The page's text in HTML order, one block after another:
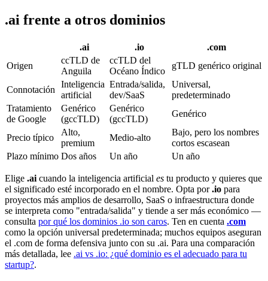
.ai frente a otros dominios
.ai .io
.com
Origen
ccTLD de
Anguila
ccTLD del
Océano Índico
gTLD genérico original
Connotación
Inteligencia
artificial
Entrada/salida,
dev/SaaS
Universal,
predeterminado
Tratamiento
de Google
Genérico
(gccTLD)
Genérico
(gccTLD)
Genérico
Precio típico
Alto,
premium
Medio-alto
Bajo, pero los nombres
cortos escasean
Plazo mínimo Dos años Un año Un año
Elige .ai cuando la inteligencia artificial es tu producto y quieres que
el significado esté incorporado en el nombre. Opta por.io para
proyectos más amplios de desarrollo, SaaS o infraestructura donde
se interpreta como "entrada/salida" y tiende a ser más económico —
consulta por qué los dominios .io son caros. Ten en cuenta .com
como la opción universal predeterminada; muchos equipos aseguran
el .com de forma defensiva junto con su .ai. Para una comparación
más detallada, lee .ai vs .io: ¿qué dominio es el adecuado para tu
startup?.